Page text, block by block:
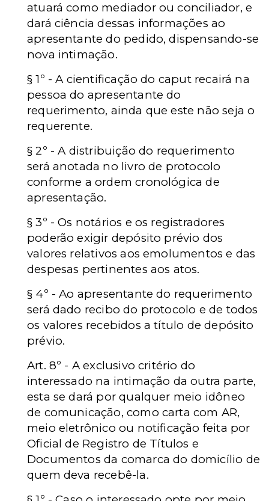
atuará como mediador ou conciliador, e
dará ciência dessas informações ao
apresentante do pedido, dispensando-se
nova intimação.
§ 1º - A cientificação do caput recairá na
pessoa do apresentante do
requerimento, ainda que este não seja o
requerente.
§ 2º - A distribuição do requerimento
será anotada no livro de protocolo
conforme a ordem cronológica de
apresentação.
§ 3º - Os notários e os registradores
poderão exigir depósito prévio dos
valores relativos aos emolumentos e das
despesas pertinentes aos atos.
§ 4º - Ao apresentante do requerimento
será dado recibo do protocolo e de todos
os valores recebidos a título de depósito
prévio.
Art. 8º - A exclusivo critério do
interessado na intimação da outra parte,
esta se dará por qualquer meio idôneo
de comunicação, como carta com AR,
meio eletrônico ou notificação feita por
Oficial de Registro de Títulos e
Documentos da comarca do domicílio de
quem deva recebê-la.